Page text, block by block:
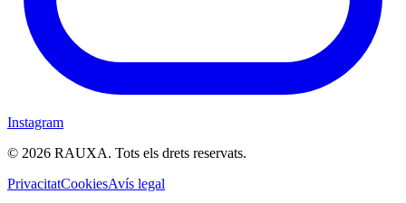
Instagram
© 2026 RAUXA. Tots els drets reservats.
PrivacitatCookiesAvís legal